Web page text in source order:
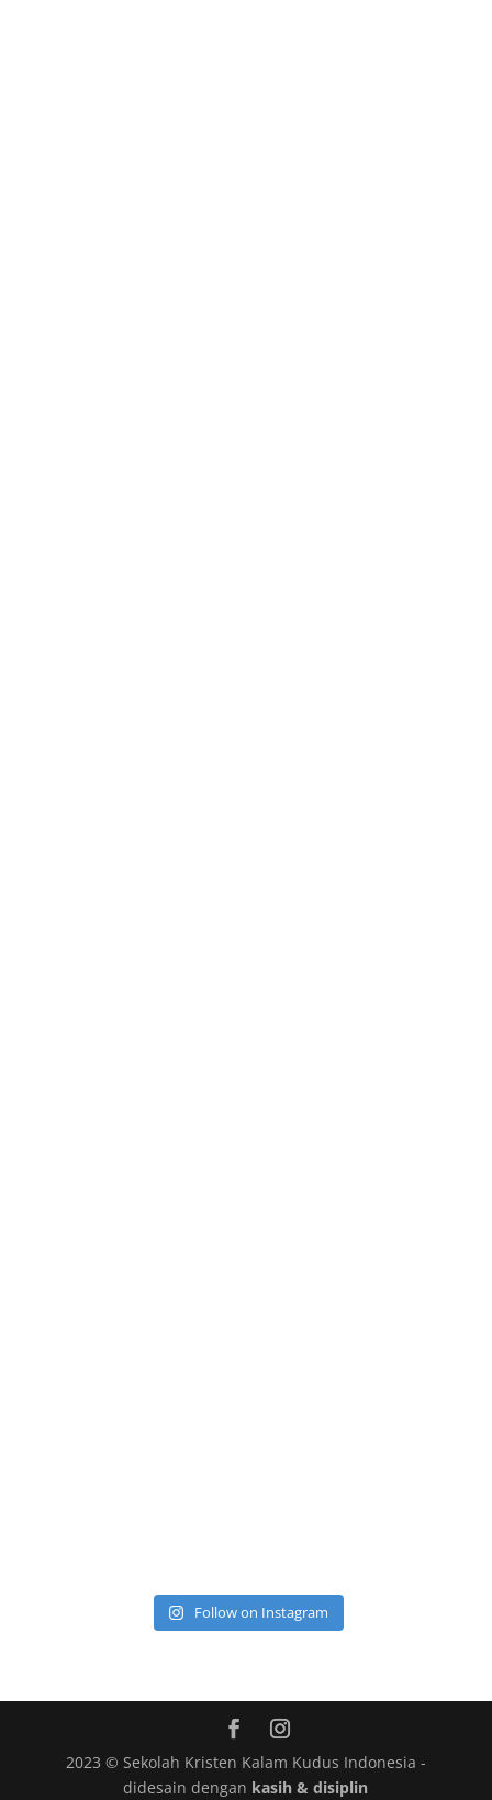
Follow on Instagram
2023 © Sekolah Kristen Kalam Kudus Indonesia -
didesain dengan kasih & disiplin